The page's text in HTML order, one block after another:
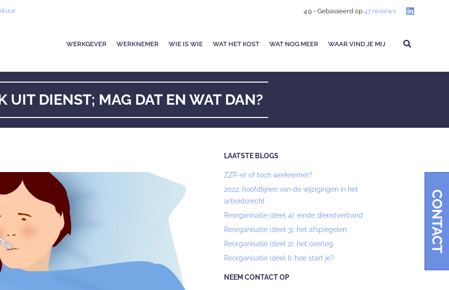
CONTACT
4.9 - Gebasseerd op 47 reviews
WERKGEVER WERKNEMER WIE IS WIE WAT HET KOST WAT NOG MEER WAAR VIND JE MIJ
UIT DIENST; MAG DAT EN WAT DAN?
LAATSTE BLOGS
ZZP-er of toch werknemer?
2022; hoofdlijnen van de wijzigingen in het
arbeidsrecht
Reorganisatie (deel 4); einde dienstverband
Reorganisatie (deel 3); het afspiegelen
Reorganisatie (deel 2); het overleg
Reorganisatie (deel I): hoe start je?
NEEM CONTACT OP